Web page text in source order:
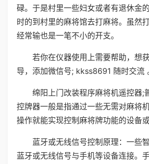
碌。于是村里一些妇女或者有退休金
时的到村里的麻将馆去打麻将。虽然
经常输也是一笔不小的开支。
若你在仪器使用上需要帮助，想
导，添加微信号; kkss8691 随时交流
绵阳上门改装程序麻将机遥控器;
控牌器一般是指通过一些无需对麻将
操作就能实现控制麻将牌功能的设备或
蓝牙或无线信号控制原理：一些
蓝牙或无线信号与手机等设备连接。